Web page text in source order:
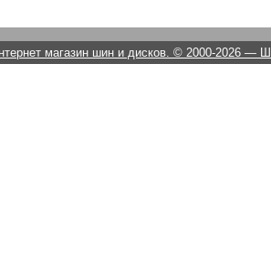
магазин шин и дисков. © 2000-2026 —